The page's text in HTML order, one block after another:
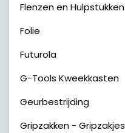
Flenzen en Hulpstukken
Folie
Futurola
G-Tools Kweekkasten
Geurbestrijding
Gripzakken - Gripzakjes